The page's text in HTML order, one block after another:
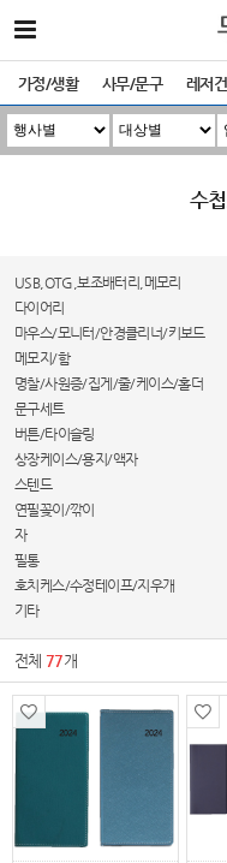
가정/생활 사무/문구 레저
수
USB,OTG,보조배터리,메모리
다이어리
마우스/모니터/안경클리너/키보드
메모지/함
명찰/사원증/집게/줄/케이스/홀더
문구세트
버튼/타이슬링
상장케이스/용지/액자
스텐드
연필꽂이/깎이
자
필통
호치케스/수정테이프/지우개
기타
전체77개